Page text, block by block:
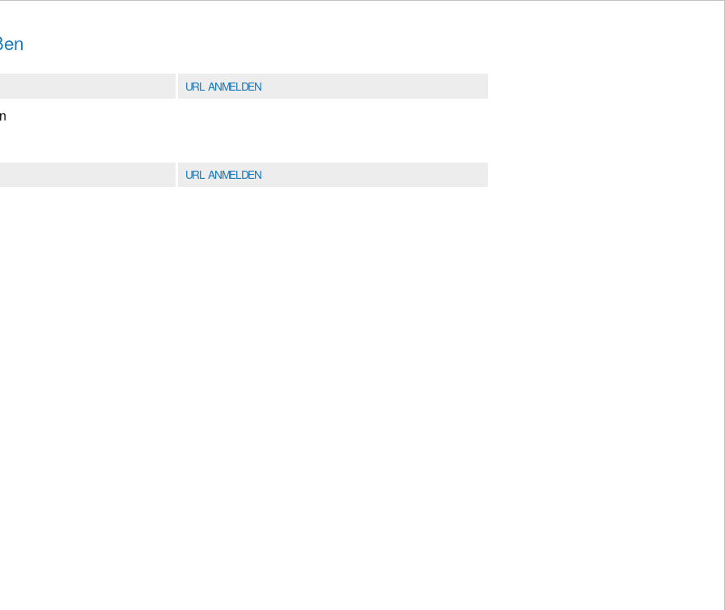
URL ANMELDEN
URL ANMELDEN